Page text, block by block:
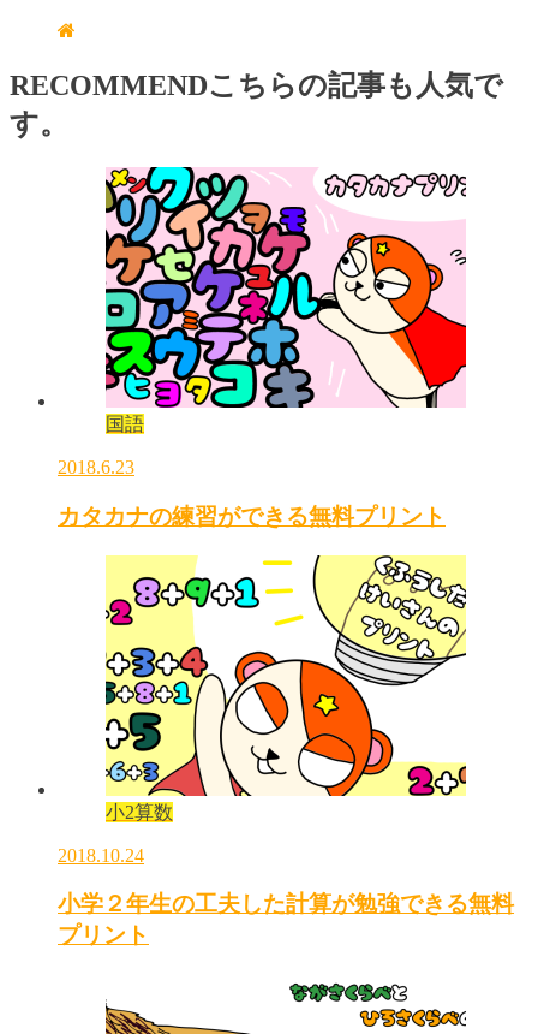
RECOMMENDこちらの記事も人気で
す。
国語
2018.6.23
カタカナの練習ができる無料プリント
小2算数
2018.10.24
小学２年生の工夫した計算が勉強できる無料
プリント